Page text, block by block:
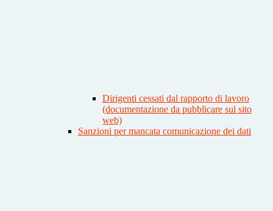
Dirigenti cessati dal rapporto di lavoro
(documentazione da pubblicare sul sito
web)
Sanzioni per mancata comunicazione dei dati